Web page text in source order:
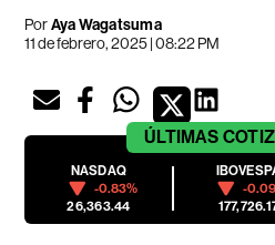
PorAya Wagatsuma
11 de febrero, 2025 | 08:22 PM
ÚLTIMAS
NASDAQ
-0.83%
26,363.44
-